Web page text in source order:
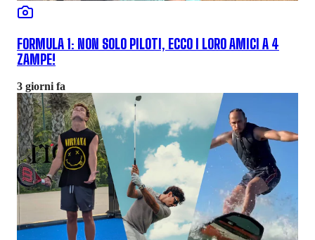
FORMULA 1: NON SOLO PILOTI, ECCO I LORO AMICI A 4
ZAMPE!
3 giorni fa